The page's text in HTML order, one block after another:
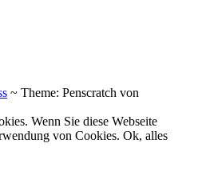
~ Theme: Penscratch von
Wenn Sie diese Webseite
von Cookies. Ok, alles